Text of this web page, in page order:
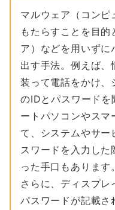
マルウェア（コンピ
もたらすことを目
ア）などを用いずに
出す手法。例えば、
装って電話をかけ、
のIDとパスワードを
ートパソコンやスマ
て、システムやサ
スワードを入力した
った手口もあります。
さらに、ディスプ
パスワードが記載さ